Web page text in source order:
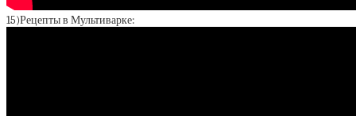
15)Рецепты в Мультиварке: